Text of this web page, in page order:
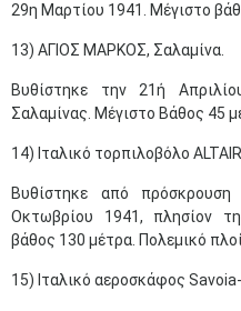
29η Μαρτίου 1941. Μέγιστο
13) ΑΓΙΟΣ ΜΑΡΚΟΣ, Σαλαμίνα.
Βυθίστηκε την 21ή
Σαλαμίνας. Μέγιστο Βάθος 45
14) Ιταλικό τορπιλοβόλο ALTAIR.
Βυθίστηκε από
Οκτωβρίου 1941, πλησίον
βάθος 130 μέτρα. Πολεμικό
15) Ιταλικό αεροσκάφος